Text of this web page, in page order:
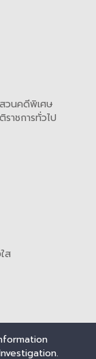
วนคดีพิเศษ
าชการทั่วไป
ส